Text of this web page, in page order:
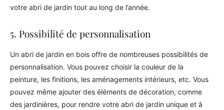
votre abri de jardin tout au long de l’année.
5. Possibilité de personnalisation
Un abri de jardin en bois offre de nombreuses possibilités de
personnalisation. Vous pouvez choisir la couleur de la
peinture, les finitions, les aménagements intérieurs, etc. Vous
pouvez même ajouter des éléments de décoration, comme
des jardinières, pour rendre votre abri de jardin unique et à